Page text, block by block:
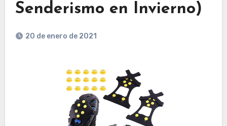
Senderismo en Invierno)
20 de enero de 2021